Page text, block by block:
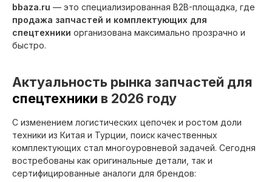
bbaza.ru — это специализированная B2B-площадка, где
продажа запчастей и комплектующих для
спецтехники организована максимально прозрачно и
быстро.
Актуальность рынка запчастей для
спецтехники в 2026 году
С изменением логистических цепочек и ростом доли
техники из Китая и Турции, поиск качественных
комплектующих стал многоуровневой задачей. Сегодня
востребованы как оригинальные детали, так и
сертифицированные аналоги для брендов: